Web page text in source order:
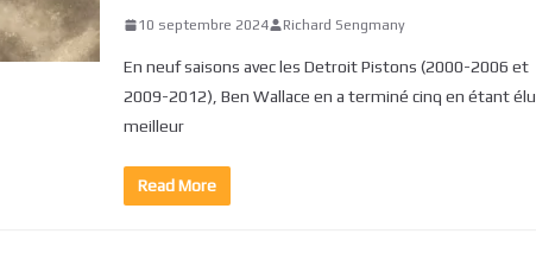
10 septembre 2024 Richard Sengmany
En neuf saisons avec les Detroit Pistons (2000-2006 et
2009-2012), Ben Wallace en a terminé cinq en étant élu
meilleur
Read More